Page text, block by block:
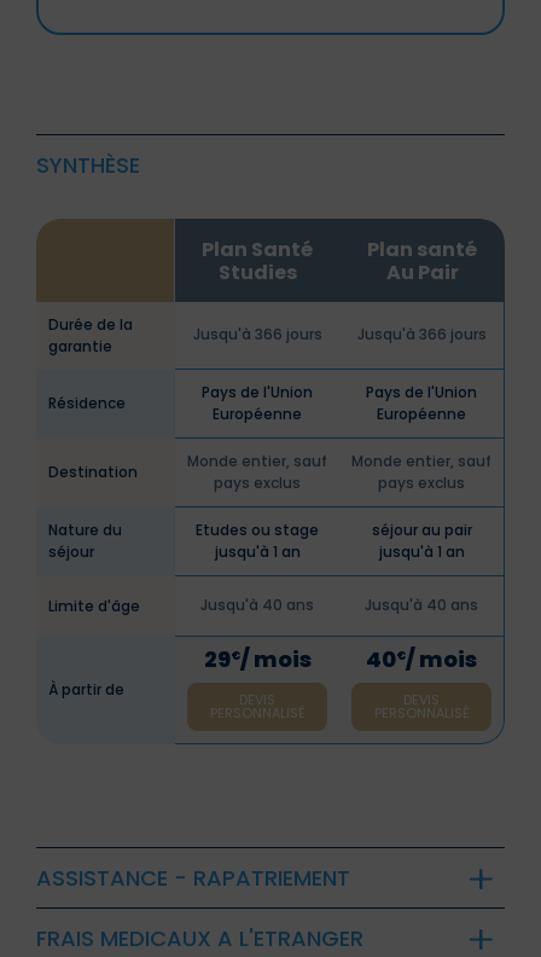
SYNTHÈSE
Plan Santé
Studies
Plan santé
Au Pair
Durée de la
garantie
Jusqu'à 366 jours Jusqu'à 366 jours
Résidence
Pays de l'Union
Européenne
Pays de l'Union
Européenne
Destination
Monde entier, sauf
pays exclus
Monde entier, sauf
pays exclus
Nature du
séjour
Etudes ou stage
jusqu'à 1 an
séjour au pair
jusqu'à 1 an
Limite d'âge Jusqu'à 40 ans Jusqu'à 40 ans
À partir de
29€/ mois
DEVIS
PERSONNALISÉ
40€/ mois
DEVIS
PERSONNALISÉ
ASSISTANCE - RAPATRIEMENT
FRAIS MEDICAUX A L'ETRANGER